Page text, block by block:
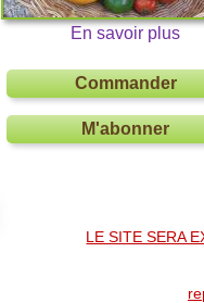
En savoir plus
Commander
M'abonner
LE SITE SERA